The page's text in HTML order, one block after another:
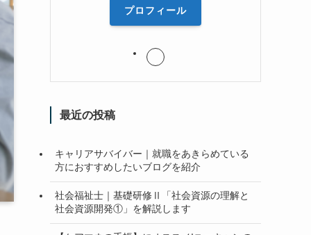
プロフィール
最近の投稿
キャリアサバイバー｜就職をあきらめている
方におすすめしたいブログを紹介
社会福祉士｜基礎研修Ⅱ「社会資源の理解と
社会資源開発①」を解説します